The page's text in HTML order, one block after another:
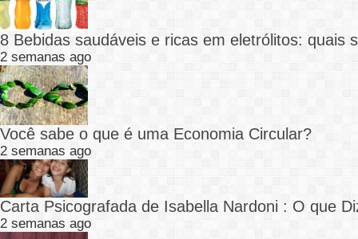
8 Bebidas saudáveis e ricas em eletrólitos: quais
2 semanas ago
Você sabe o que é uma Economia Circular?
2 semanas ago
Carta Psicografada de Isabella Nardoni : O que
2 semanas ago